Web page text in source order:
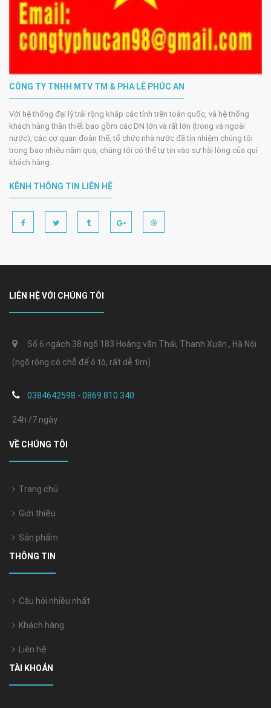
CÔNG TY TNHH MTV TM & PHA LÊ PHÚC AN
Với hệ thống đại lý trải rộng khắp các tỉnh trên toàn quốc, và hệ thống
khách hàng thân thiết bao gồm các DN lớn và rất lớn (trong và ngoài
nước), các cơ quan đoàn thể, tổ chức nhà nước đã tín nhiệm chúng tôi
trong bao nhiêu năm qua, chúng tôi có thể tự tin vào sự hài lòng của quí
khách hàng.
KÊNH THÔNG TIN LIÊN HỆ
LIÊN HỆ VỚI CHÚNG TÔI
Số 6 ngách 38 ngõ 183 Hoàng văn Thái, Thanh Xuân , Hà Nội
(ngõ rộng có chỗ để ô tô, rất dễ tìm)
0384642598 - 0869 810 340
24h /7 ngày
VỀ CHÚNG TÔI
Trang chủ
Giới thiệu
Sản phẩm
THÔNG TIN
Câu hỏi nhiều nhất
Khách hàng
Liên hệ
TÀI KHOẢN